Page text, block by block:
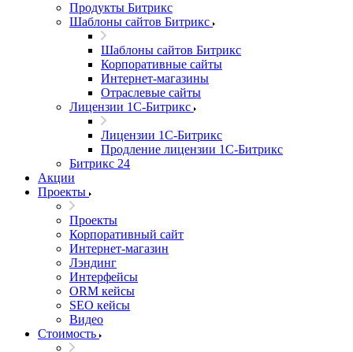
Продукты Битрикс
Шаблоны сайтов Битрикс
Шаблоны сайтов Битрикс
Корпоративные сайты
Интернет-магазины
Отраслевые сайты
Лицензии 1С-Битрикс
Лицензии 1С-Битрикс
Продление лицензии 1С-Битрикс
Битрикс 24
Акции
Проекты
Проекты
Корпоративный сайт
Интернет-магазин
Лэндинг
Интерфейсы
ORM кейсы
SEO кейсы
Видео
Стоимость